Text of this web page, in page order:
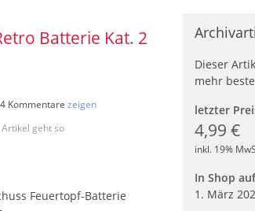
Batterie Kat. 2
geht so
Kommentare zeigen
Feuertopf-Batterie
Dieser
mehr
letzter
4,99 €
inkl. 19%
In Shop
1. März